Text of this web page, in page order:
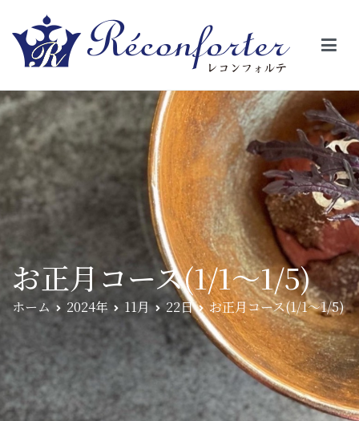
【レコンフォルテ】吹田・千里山/フレンチ（フラ
ンス料理）
絵の様に見える。そんな空間で、ゆっくり素材そのものの旨さを閉
じ込めたフレンチを・・・・・。
お正月コース(1/1〜1/5)
ホーム 2024年 11月 22日 お正月コース(1/1〜1/5)